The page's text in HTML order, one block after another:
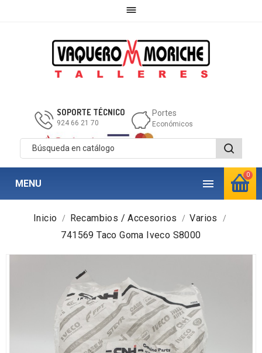

0
SOPORTE TÉCNICO
924 66 21 70
Portes
Económicos

MENU
Inicio Recambios / Accesorios
Varios
741569 Taco Goma Iveco S8000